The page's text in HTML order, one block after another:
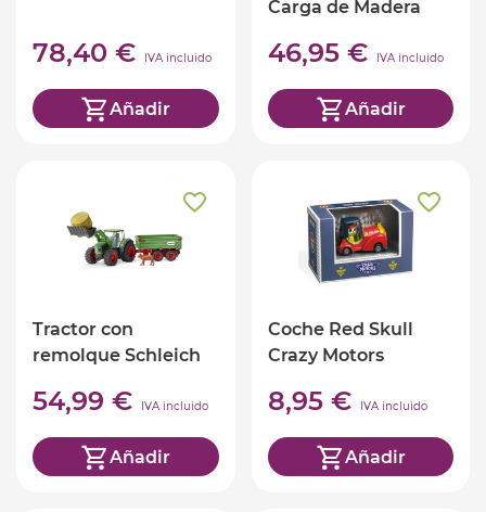
78,40 € IVA incluido
Añadir
Carga de Madera
46,95 € IVA incluido
Añadir
Tractor con
remolque Schleich
54,99 € IVA incluido
Añadir
Coche Red Skull
Crazy Motors
8,95 € IVA incluido
Añadir